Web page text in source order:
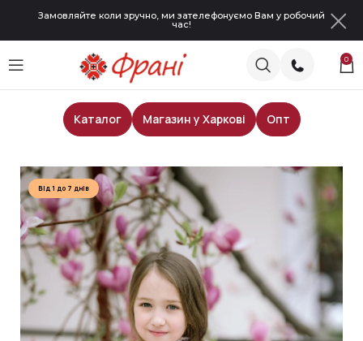
Замовляйте коли зручно, ми зателефонуємо Вам у робочий
час!
0
Каталог Магазин у Харкові
Опт
Блузи для дівчат
Від 1 до 7 днів